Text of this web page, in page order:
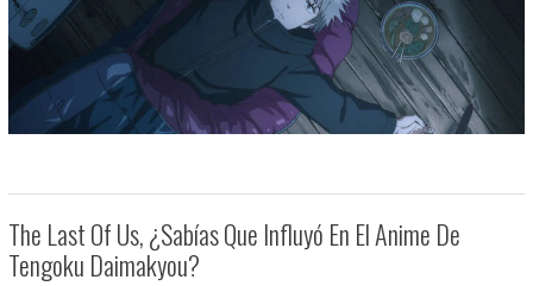
The Last Of Us, ¿sabías Que Influyó En El Anime De
Tengoku Daimakyou?